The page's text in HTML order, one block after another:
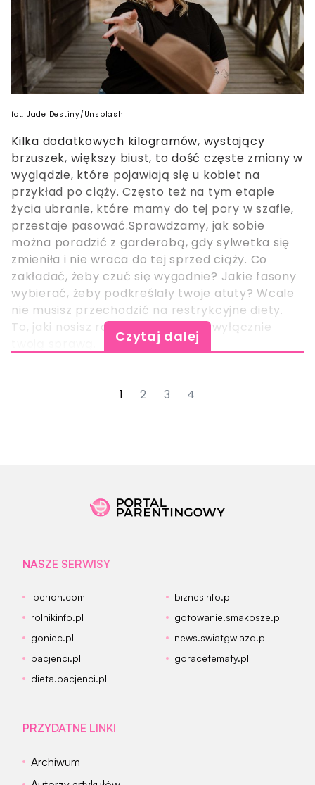
fot. Jade Destiny/Unsplash
Kilka dodatkowych kilogramów, wystający
brzuszek, większy biust, to dość częste zmiany w
wyglądzie, które pojawiają się u kobiet na
przykład po ciąży. Często też na tym etapie
życia ubranie, które mamy do tej pory w szafie,
przestaje pasować.Sprawdzamy, jak sobie
można poradzić z garderobą, gdy sylwetka się
zmieniła i nie wraca do tej sprzed ciąży. Co
zakładać, żeby czuć się wygodnie? Jakie fasony
wybierać, żeby podkreślały twoje atuty? Wcale
nie musisz przechodzić na restrykcyjne diety.
To, jaki nosisz rozmiar, jest tylko i wyłącznie
Czytaj dalej
1 2 3 4
NASZE SERWISY
Iberion.com
biznesinfo.pl
rolnikinfo.pl
gotowanie.smakosze.pl
goniec.pl
news.swiatgwiazd.pl
pacjenci.pl
goracetematy.pl
dieta.pacjenci.pl
PRZYDATNE LINKI
Archiwum